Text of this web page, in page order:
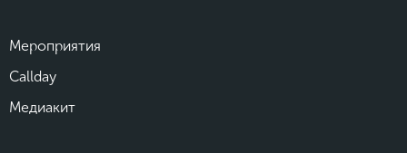
Мероприятия
Callday
Медиакит